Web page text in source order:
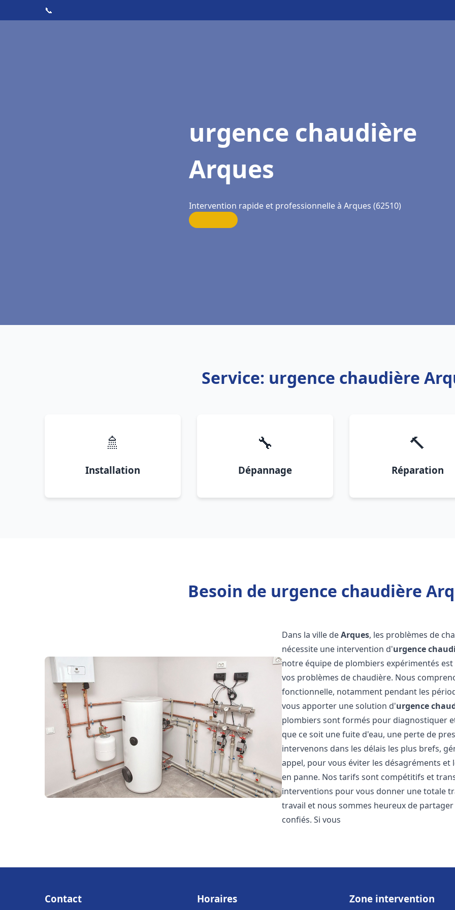
📞
urgence chaudière
Arques
Intervention rapide et professionnelle à Arques (62510)
Service: urgence chaudière
🚿
Installation
🔧
Dépannage
🔨
Réparation
Besoin de urgence chaudière
Dans la ville deArques, les problèmes de
nécessite une intervention d'urgence
notre équipe de plombiers expérimentés
vos problèmes de chaudière. Nous
fonctionnelle, notamment pendant les
vous apporter une solution d'urgence
plombiers sont formés pour diagnostiquer
que ce soit une fuite d'eau, une perte de
intervenons dans les délais les plus brefs,
appel, pour vous éviter les désagréments
en panne. Nos tarifs sont compétitifs et
interventions pour vous donner une totale
travail et nous sommes heureux de
confiés. Si vous
Contact Horaires Zone intervention